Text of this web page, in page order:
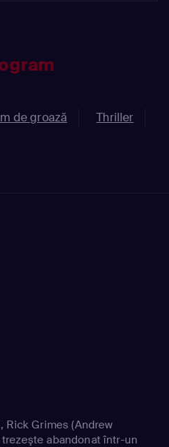
de groază
Thriller
Rick Grimes (Andrew
abandonat într-un